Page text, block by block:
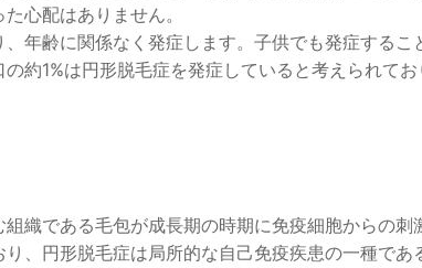
心配はありません。
年齢に関係なく発症します。子供でも発症するこ
約1%は円形脱毛症を発症していると考えられてお
織である毛包が成長期の時期に免疫細胞からの刺
、円形脱毛症は局所的な自己免疫疾患の一種であ